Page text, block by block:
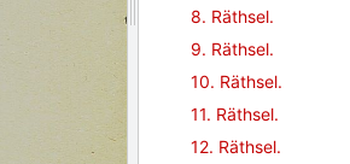
8. Räthsel.
9. Räthsel.
10. Räthsel.
11. Räthsel.
12. Räthsel.